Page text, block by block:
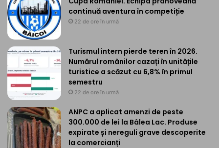
continuă aventura în competiție
22 de ore în urmă
Turismul intern pierde teren în 2026.
Numărul românilor cazați în unitățile
turistice a scăzut cu 6,8% în primul
semestru
22 de ore în urmă
ANPC a aplicat amenzi de peste
300.000 de lei la Bâlea Lac. Produse
expirate și nereguli grave descoperite
la comercianți